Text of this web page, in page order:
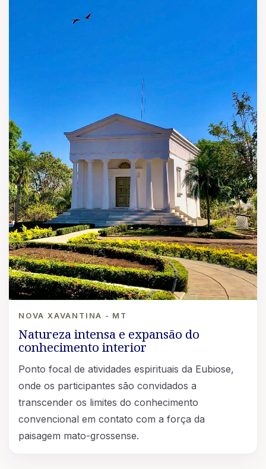
NOVA XAVANTINA - MT
Natureza intensa e expansão do
conhecimento interior
Ponto focal de atividades espirituais da Eubiose,
onde os participantes são convidados a
transcender os limites do conhecimento
convencional em contato com a força da
paisagem mato-grossense.